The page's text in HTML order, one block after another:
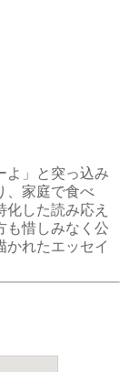
よ」と突っ込み
、家庭で食べ
した読み応え
も惜しみなく公
かれたエッセイ